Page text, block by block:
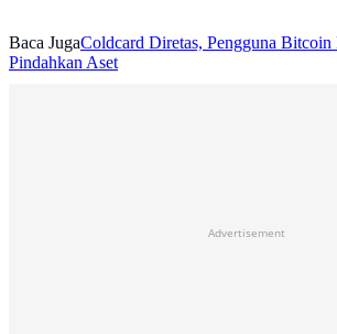
Baca JugaColdcard Diretas, Pengguna Bitcoin
Pindahkan Aset
Advertisement